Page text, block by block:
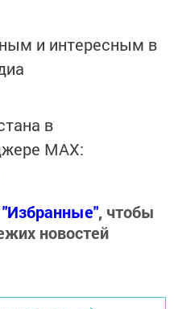
и интересным в
в
MАХ:
"Избранные", чтобы
новостей